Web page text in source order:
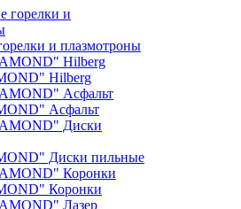
и плазмотроны
Hilberg
Асфальт
Диски пильные
Коронки